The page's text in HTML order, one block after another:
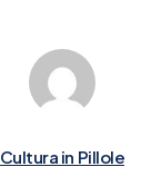
Cultura in Pillole